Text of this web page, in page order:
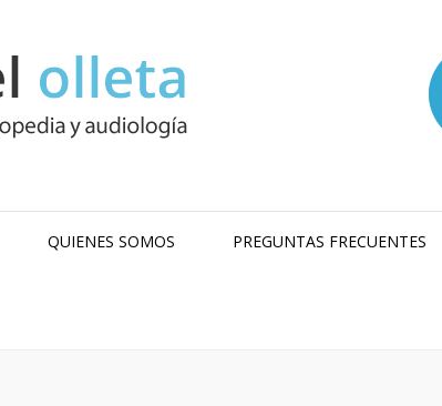
QUIENES SOMOS PREGUNTAS FRECUENTES